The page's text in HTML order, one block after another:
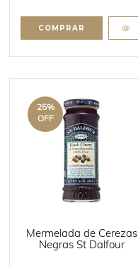
25%
OFF
Mermelada de Cerezas
Negras St Dalfour